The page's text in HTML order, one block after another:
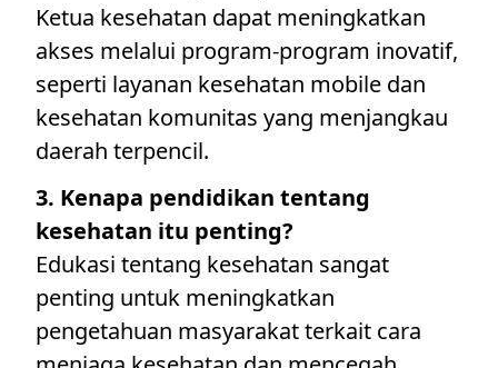
Ketua kesehatan dapat meningkatkan
akses melalui program-program inovatif,
seperti layanan kesehatan mobile dan
kesehatan komunitas yang menjangkau
daerah terpencil.
3. Kenapa pendidikan tentang
kesehatan itu penting?
Edukasi tentang kesehatan sangat
penting untuk meningkatkan
pengetahuan masyarakat terkait cara